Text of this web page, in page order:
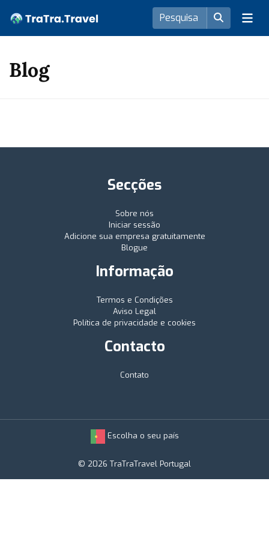
Blog
Secções
Sobre nós
Iniciar sessão
Adicione sua empresa gratuitamente
Blogue
Informação
Termos e Condições
Aviso Legal
Política de privacidade e cookies
Contacto
Contato
Escolha o seu país
© 2026 TraTraTravel Portugal